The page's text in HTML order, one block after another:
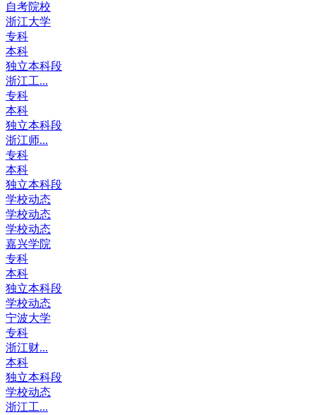
自考院校
浙江大学
专科
本科
独立本科段
浙江工...
专科
本科
独立本科段
浙江师...
专科
本科
独立本科段
学校动态
学校动态
学校动态
嘉兴学院
专科
本科
独立本科段
学校动态
宁波大学
专科
浙江财...
本科
独立本科段
学校动态
浙江工...